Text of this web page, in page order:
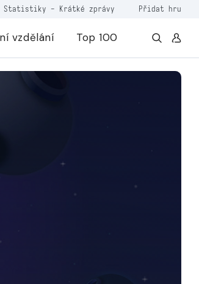
Statistiky - Krátké zprávy Přidat hru
vzdělání Top 100